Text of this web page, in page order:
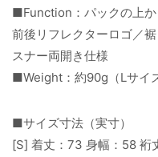
■Function：パックの上か
前後リフレクターロゴ／
スナー両開き仕様
■Weight：約90g（Lサイ
■サイズ寸法（実寸）
[S] 着丈：73 身幅：58 裄